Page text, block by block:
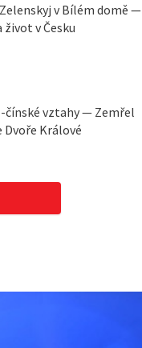
v Bílém domě —
v Česku
čínské vztahy — Zemřel
Králové